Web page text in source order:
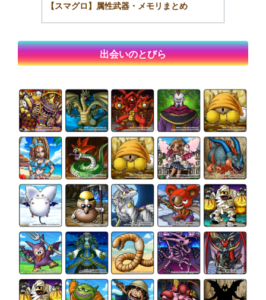
【スマグロ】属性武器・メモリまとめ
出会いのとびら